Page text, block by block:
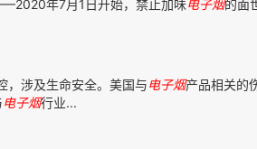
年7月1日开始，禁止加味电子烟的面
，涉及生命安全。美国与电子烟产品相关的
电子烟行业...